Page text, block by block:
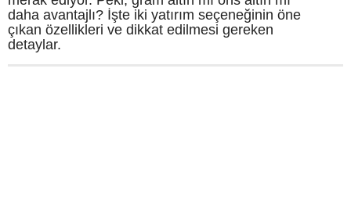
daha avantajlı? İşte iki yatırım seçeneğinin öne
çıkan özellikleri ve dikkat edilmesi gereken
detaylar.